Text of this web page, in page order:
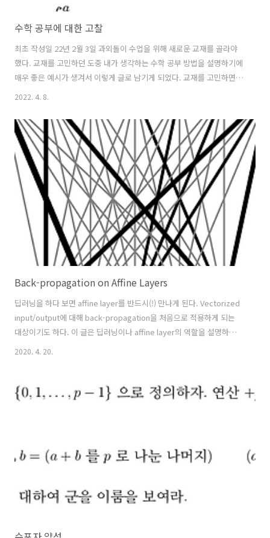
수학 공부에 대한 고찰
최초 작성일 22년 2월 3일 과외돌이 수업을 위해 새로운 교재를 골라야
했다. 교재를 고민하던 도중 내가 생각하는 수학 공부 방법을 설명하기에
매우 좋은 예시가 생겨서 이렇게 글로 남기게 되었다. 교재를 고민하면서
동생에게 블랙라벨 수학(상) 책이 있냐고 물어봤는데, 이미 버린 것 같다
겠다고 했다. 이유를 물어보니 ‘형도 그 책에 나와있는 내용 다 아나 싶어
서?’라고 하길래, 한 번 훑어 봤다. 딱히 특별한 내용은 없고 기본 개념 설
명 되어있는 것 같아서 어디가 특별하냐고 했더니 예시로 한 부분을 보여
줬는데,
x =a
에 대하여 대칭인 함수를 적분하는 방법, 점 대칭인 함수
를 적분하는 방법에 대해 소개하고 있었다. 보자마..
2022. 4. 8.
Back-propagation on Affine Layers
딥러닝을 하다 보면 affine layer를 반드시(!) 만나게 된다. Vectorized
input/output에 대해 back-propagation을 처음으로 적용하게 되는
대상이기도 하다. 이 글은 딥러닝이나 affine layer의 역할을 설명하려는
것이 아니고, affine layer에서 gradient 구하는 과정을 헷갈려한 나 자
밝히는 것에 있다.\(\newcommand{\X}
{\mathbf{X}}\newcommand{\Y}{\mathbf{Y}}\newcommand{\W}
2020. 4. 20.